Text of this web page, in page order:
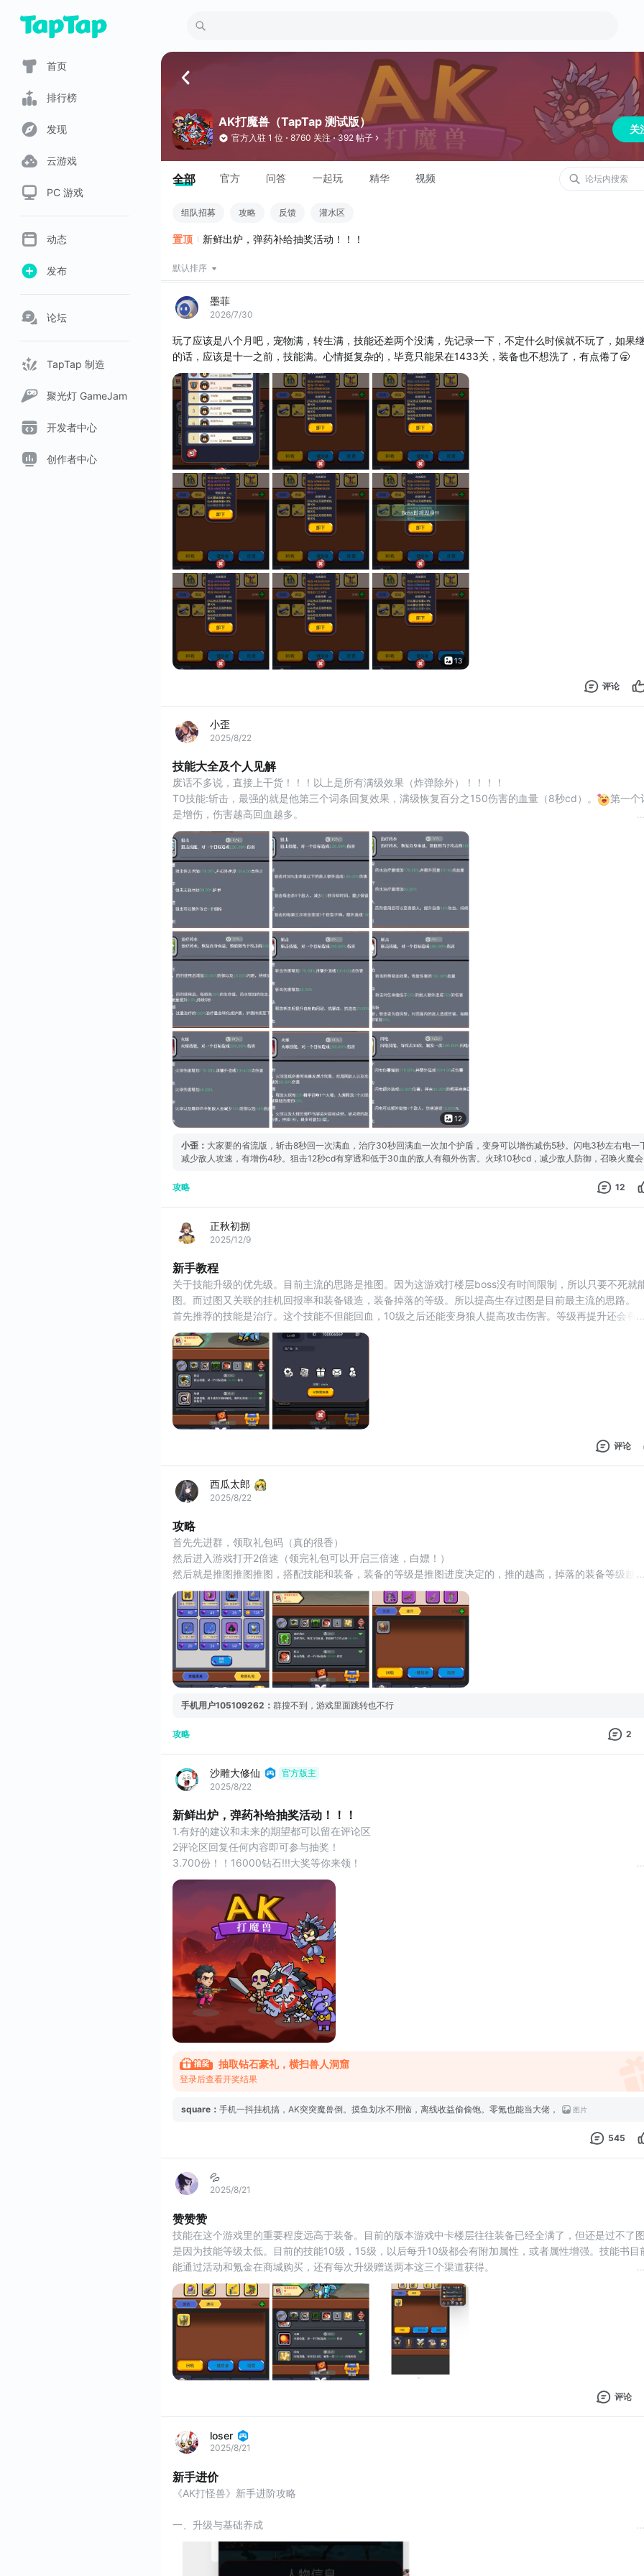
首页
排行榜
发现
云游戏
PC 游戏
动态
发布
论坛
TapTap 制造
聚光灯 GameJam
开发者中心
创作者中心
AK打魔兽（TapTap 测试版）
官方入驻 1 位 8760 关注 392 帖子
关
全部 官方 问答 一起玩 精华 视频
组队招募 攻略 反馈 灌水区
置顶 新鲜出炉，弹药补给抽奖活动！！！
默认排序
墨菲
2026/7/30
玩了应该是八个月吧，宠物满，转生满，技能还差两个没满，先记录一下，不定什么时候就不玩了，如果
的话，应该是十一之前，技能满。心情挺复杂的，毕竟只能呆在1433关，装备也不想洗了，有点倦了🥱
13
评论
小歪
2025/8/22
技能大全及个人见解
废话不多说，直接上干货！！！以上是所有满级效果（炸弹除外）！！！！
T0技能:斩击，最强的就是他第三个词条回复效果，满级恢复百分之150伤害的血量（8秒cd）。
第一个
是增伤，伤害越高回血越多。
第二个词条是加（闪避、抗暴击抗、抗连击百分之25持续4秒）这个效果我目前没感觉有啥作用，也不知
底生效没有，希望作者大大能核实一下。
第四个词条低于25生命的
...
12
小歪 ： 大家要的省流版，斩击8秒回一次满血，治疗30秒回满血一次加个护盾，变身可以增伤减伤5秒。闪电3秒左右电一
减少敌人攻速，有增伤4秒。狙击12秒cd有穿透和低于30血的敌人有额外伤害。火球10秒cd，减少敌人防御，召唤火魔会
攻略
12
正秋初捌
2025/12/9
新手教程
关于技能升级的优先级。目前主流的思路是推图。因为这游戏打楼层boss没有时间限制，所以只要不死就
图。而过图又关联的挂机回报率和装备锻造，装备掉落的等级。所以提高生存过图是目前最主流的思路。
首先推荐的技能是治疗。这个技能不但能回血，10级之后还能变身狼人提高攻击伤害。等级再提升还会有
加增益属性。缺点就是CD有30秒，有点长啊。
第二个推荐的技能是斩击。这个技能是所有技能里面CD时间
评论
西瓜太郎
2025/8/22
攻略
首先先进群，领取礼包码（真的很香）
然后进入游戏打开2倍速（领完礼包可以开启三倍速，白嫖！）
然后就是推图推图推图，搭配技能和装备，装备的等级是推图进度决定的，推的越高，掉落的装备等级越
技能是一个关键，听从群里大佬的试错，猛点治疗准没错，带着斩杀一起点，咔咔推图。装备可以用熔炉打
（也是推图决定可以打造的等级），也可以在神秘商店买（目前只能买到50级的）
扫荡最好是完全卡住后再用，或者等晚上
手机用户105109262 ： 群搜不到，游戏里面跳转也不行
攻略 2
沙雕大修仙
官方版主
2025/8/22
新鲜出炉，弹药补给抽奖活动！！！
1.有好的建议和未来的期望都可以留在评论区
2评论区回复任何内容即可参与抽奖！
3.700份！！16000钻石!!!大奖等你来领！
4.开奖日期2025年/8月/31号
抽取钻石豪礼，横扫兽人洞窟
登录后查看开奖结果
square ： 手机一抖挂机搞，AK突突魔兽倒。摸鱼划水不用恼，离线收益偷偷饱。零氪也能当大佬， 图片
545
💦
2025/8/21
赞赞赞
技能在这个游戏里的重要程度远高于装备。目前的版本游戏中卡楼层往往装备已经全满了，但还是过不了
是因为技能等级太低。目前的技能10级，15级，以后每升10级都会有附加属性，或者属性增强。技能书目
能通过活动和氪金在商城购买，还有每次升级赠送两本这三个渠道获得。
图。而过图又关联的挂机回报率和
评论
loser
2025/8/21
新手进价
《AK打怪兽》新手进阶攻略
一、升级与基础养成 ...